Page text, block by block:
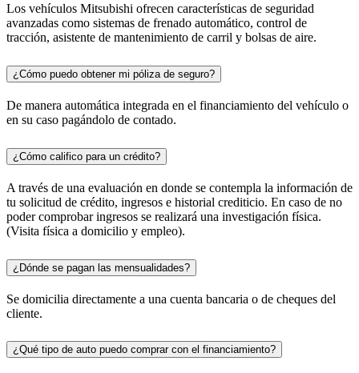
Los vehículos Mitsubishi ofrecen características de seguridad
avanzadas como sistemas de frenado automático, control de
tracción, asistente de mantenimiento de carril y bolsas de aire.
¿Cómo puedo obtener mi póliza de seguro?
De manera automática integrada en el financiamiento del vehículo o
en su caso pagándolo de contado.
¿Cómo califico para un crédito?
A través de una evaluación en donde se contempla la información de
tu solicitud de crédito, ingresos e historial crediticio. En caso de no
poder comprobar ingresos se realizará una investigación física.
(Visita física a domicilio y empleo).
¿Dónde se pagan las mensualidades?
Se domicilia directamente a una cuenta bancaria o de cheques del
cliente.
¿Qué tipo de auto puedo comprar con el financiamiento?